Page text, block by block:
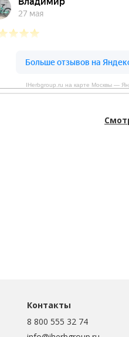
IHerbgroup.ru на карте Москвы —
Контакты
8 800 555 32 74